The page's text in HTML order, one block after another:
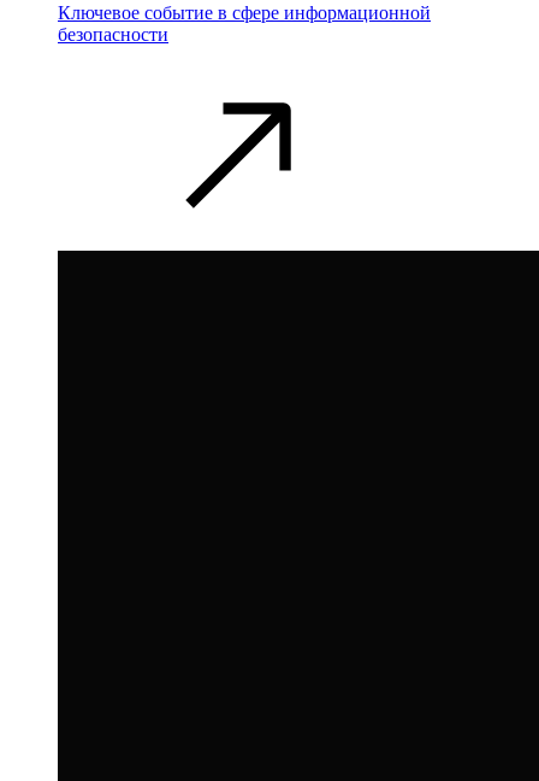
Ключевое событие в сфере информационной
безопасности